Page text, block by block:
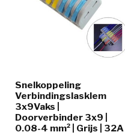
Snelkoppeling
Verbindingslasklem
3x9Vaks |
Doorverbinder 3x9 |
0.08-4 mm² | Grijs | 32A